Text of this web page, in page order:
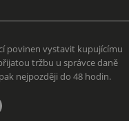
povinen vystavit kupujícímu
tržbu u správce daně
nejpozději do 48 hodin.